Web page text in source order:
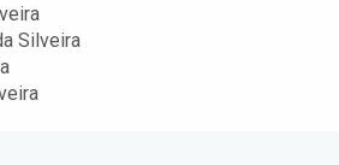
Silveira